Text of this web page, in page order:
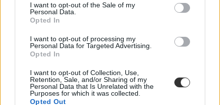
I want to opt-out of the Sale of my
Personal Data.
Opted In
I want to opt-out of processing my
Personal Data for Targeted Advertising.
Opted In
I want to opt-out of Collection, Use,
Retention, Sale, and/or Sharing of my
Personal Data that Is Unrelated with the
Purposes for which it was collected.
Opted Out